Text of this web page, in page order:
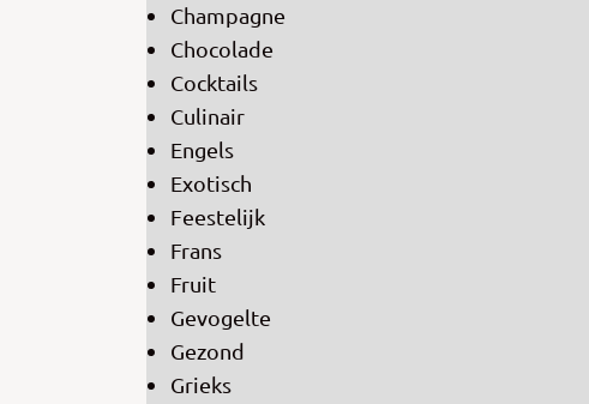
Champagne
Chocolade
Cocktails
Culinair
Engels
Exotisch
Feestelijk
Frans
Fruit
Gevogelte
Gezond
Grieks